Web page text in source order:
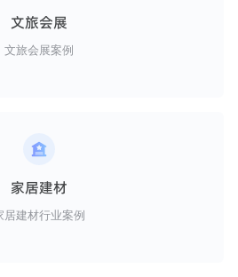
文旅会展
文旅会展案例
家居建材
居建材行业案例